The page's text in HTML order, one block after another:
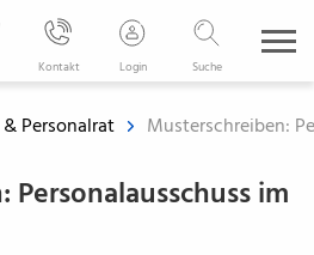
Kontakt Login Suche
Personalrat Musterschreiben:
im